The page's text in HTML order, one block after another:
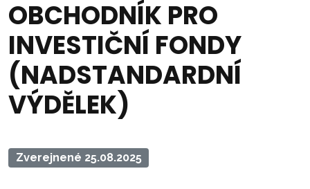
OBCHODNÍK PRO
INVESTIČNÍ FONDY
(NADSTANDARDNÍ
VÝDĚLEK)
Zverejnené 25.08.2025